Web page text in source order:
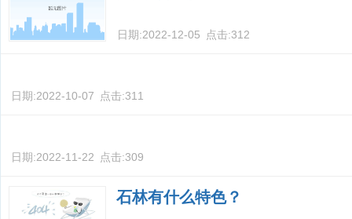
日期:2022-12-05 点击:312
日期:2022-10-07 点击:311
日期:2022-11-22 点击:309
石林有什么特色？